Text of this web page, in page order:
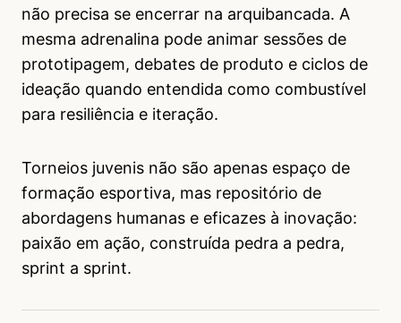
não precisa se encerrar na arquibancada. A
mesma adrenalina pode animar sessões de
prototipagem, debates de produto e ciclos de
ideação quando entendida como combustível
para resiliência e iteração.
Torneios juvenis não são apenas espaço de
formação esportiva, mas repositório de
abordagens humanas e eficazes à inovação:
paixão em ação, construída pedra a pedra,
sprint a sprint.